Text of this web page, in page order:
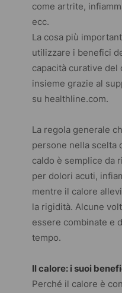
come artrite,
ecc.
La cosa più
utilizzare i benefici
capacità curative del
insieme grazie al
su healthline.com.
La regola generale
persone nella scelta
caldo è semplice da
per dolori acuti,
mentre il calore
la rigidità. Alcune
essere combinate e
tempo.
Il calore: i suoi
Perché il calore è